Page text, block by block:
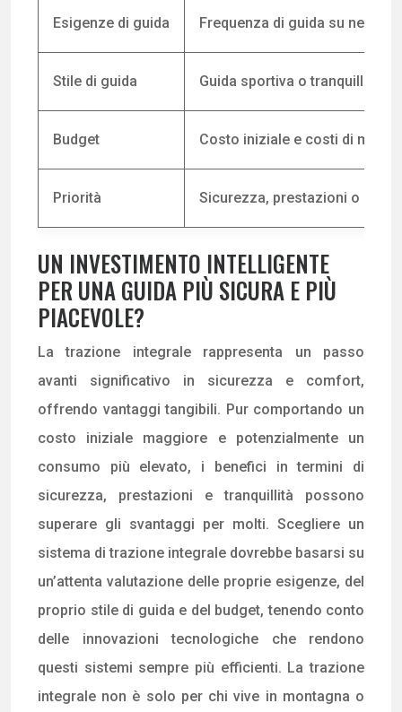
Esigenze di guida Frequenza di guida su neve,
Stile di guida Guida sportiva o tranquilla
Budget Costo iniziale e costi di
Priorità Sicurezza, prestazioni o
UN INVESTIMENTO INTELLIGENTE
PER UNA GUIDA PIÙ SICURA E PIÙ
PIACEVOLE?
La trazione integrale rappresenta un passo
avanti significativo in sicurezza e comfort,
offrendo vantaggi tangibili. Pur comportando un
costo iniziale maggiore e potenzialmente un
consumo più elevato, i benefici in termini di
sicurezza, prestazioni e tranquillità possono
superare gli svantaggi per molti. Scegliere un
sistema di trazione integrale dovrebbe basarsi su
un’attenta valutazione delle proprie esigenze, del
proprio stile di guida e del budget, tenendo conto
delle innovazioni tecnologiche che rendono
questi sistemi sempre più efficienti. La trazione
integrale non è solo per chi vive in montagna o